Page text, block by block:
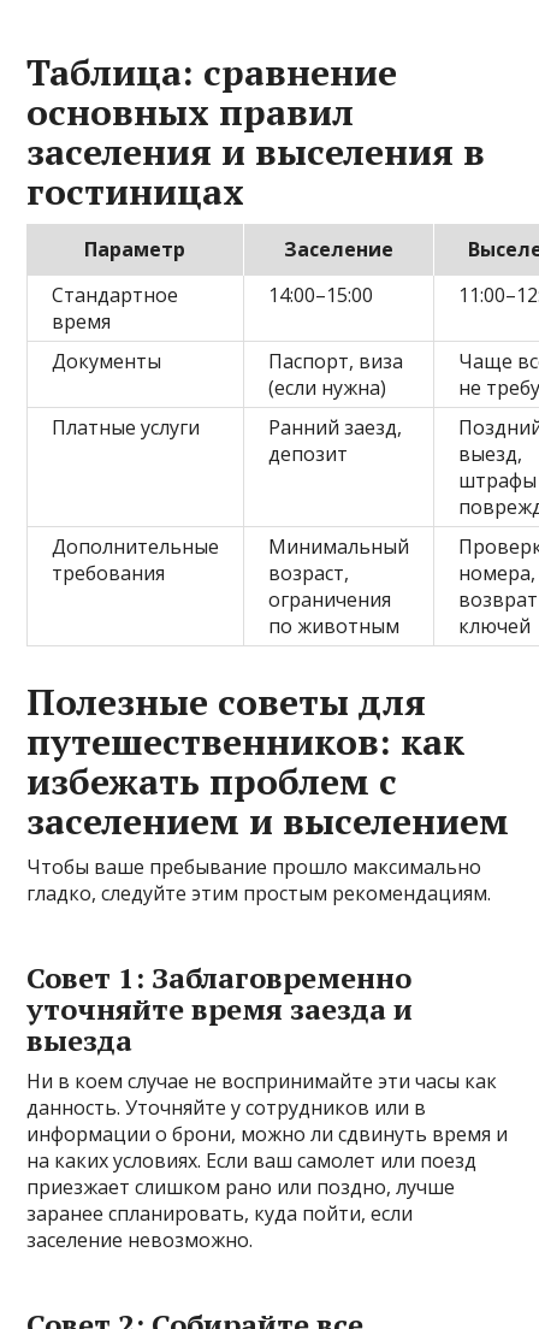
Таблица: сравнение
основных правил
заселения и выселения в
гостиницах
Параметр Заселение
Стандартное
время
14:00–15:00
Документы
Паспорт, виза
(если нужна)
Чаще
не
Платные услуги
Ранний заезд,
депозит
выезд,
штрафы
Дополнительные
требования
Минимальный
возраст,
ограничения
по животным
номера,
возврат
ключей
Полезные советы для
путешественников: как
избежать проблем с
заселением и выселением
Чтобы ваше пребывание прошло максимально
гладко, следуйте этим простым рекомендациям.
Совет 1: Заблаговременно
уточняйте время заезда и
выезда
Ни в коем случае не воспринимайте эти часы как
данность. Уточняйте у сотрудников или в
информации о брони, можно ли сдвинуть время и
на каких условиях. Если ваш самолет или поезд
приезжает слишком рано или поздно, лучше
заранее спланировать, куда пойти, если
заселение невозможно.